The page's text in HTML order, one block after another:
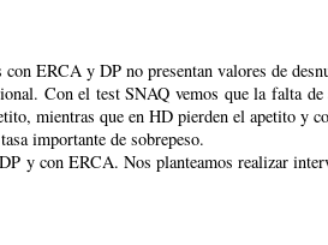
ERCA y DP no presentan valores de
Con el test SNAQ vemos que la falta
mientras que en HD pierden el apetito y
importante de sobrepeso.
y con ERCA. Nos planteamos realizar